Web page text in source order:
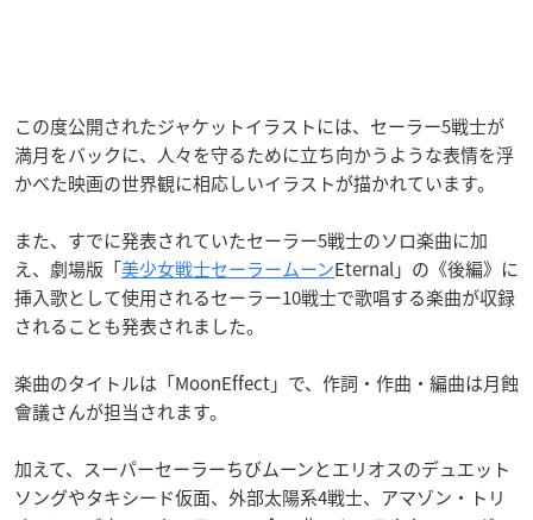
この度公開されたジャケットイラストには、セーラー5戦士が
満月をバックに、人々を守るために立ち向かうような表情を浮
かべた映画の世界観に相応しいイラストが描かれています。
また、すでに発表されていたセーラー5戦士のソロ楽曲に加
え、劇場版「美少女戦士セーラームーンEternal」の《後編》に
挿入歌として使用されるセーラー10戦士で歌唱する楽曲が収録
されることも発表されました。
楽曲のタイトルは「MoonEffect」で、作詞・作曲・編曲は月蝕
會議さんが担当されます。
加えて、スーパーセーラーちびムーンとエリオスのデュエット
ソングやタキシード仮面、外部太陽系4戦士、アマゾン・トリ